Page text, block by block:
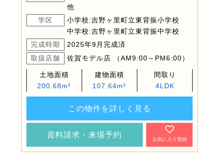
他
学区
小学校:吉野ヶ里町立東背振小学校
中学校:吉野ヶ里町立東背振中学校
完成時期
2025年9月完成済
取扱店舗
佐賀モデル店 （AM9:00～PM6:00）
土地面積
200.68m²
建物面積
107.64m²
間取り
4LDK
この物件を詳しく見る
資料請求・来場予約
お気に入り登録